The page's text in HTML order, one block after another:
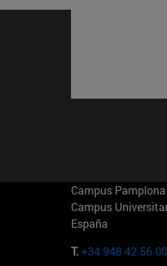
Campus Pamplona
Campus
España
T.+34 948 42 56 00